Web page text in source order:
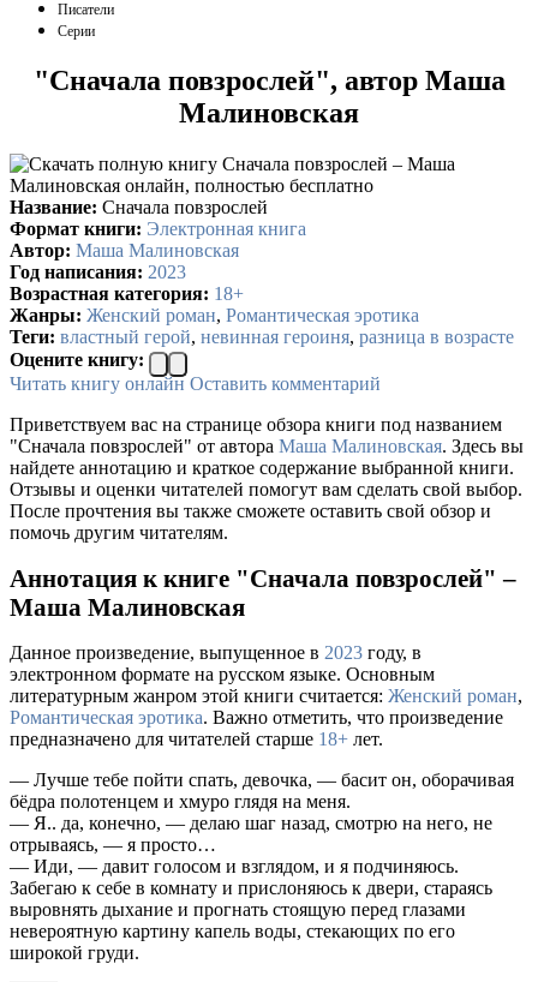
Писатели
Серии
"Сначала повзрослей", автор Маша
Малиновская
Название: Сначала повзрослей
Формат книги: Электронная книга
Автор: Маша Малиновская
Год написания: 2023
Возрастная категория: 18+
Жанры: Женский роман, Романтическая эротика
Теги: властный герой, невинная героиня, разница в возрасте
Оцените книгу:
Читать книгу онлайн Оставить комментарий
Приветствуем вас на странице обзора книги под названием
"Сначала повзрослей" от автора Маша Малиновская. Здесь вы
найдете аннотацию и краткое содержание выбранной книги.
Отзывы и оценки читателей помогут вам сделать свой выбор.
После прочтения вы также сможете оставить свой обзор и
помочь другим читателям.
Аннотация к книге "Сначала повзрослей" –
Маша Малиновская
Данное произведение, выпущенное в 2023 году, в
электронном формате на русском языке. Основным
литературным жанром этой книги считается: Женский роман,
Романтическая эротика. Важно отметить, что произведение
предназначено для читателей старше 18+ лет.
— Лучше тебе пойти спать, девочка, — басит он, оборачивая
бёдра полотенцем и хмуро глядя на меня.
— Я.. да, конечно, — делаю шаг назад, смотрю на него, не
отрываясь, — я просто…
— Иди, — давит голосом и взглядом, и я подчиняюсь.
Забегаю к себе в комнату и прислоняюсь к двери, стараясь
выровнять дыхание и прогнать стоящую перед глазами
невероятную картину капель воды, стекающих по его
широкой груди.